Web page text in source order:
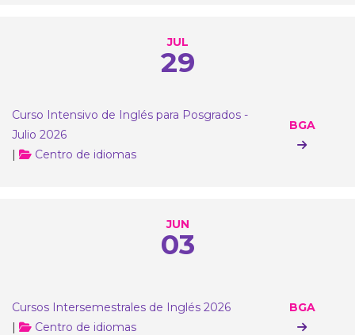
JUL
29
Curso Intensivo de Inglés para Posgrados -
Julio 2026
|
Centro de idiomas
BGA
JUN
03
Cursos Intersemestrales de Inglés 2026
|
Centro de idiomas
BGA